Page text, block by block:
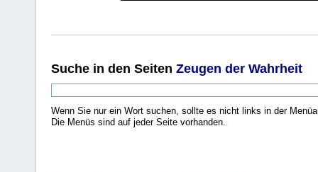
Suche in den Seiten Zeugen der Wahrheit
Wenn Sie nur ein Wort suchen, sollte es nicht links in der
Die Menüs sind auf jeder Seite vorhanden..